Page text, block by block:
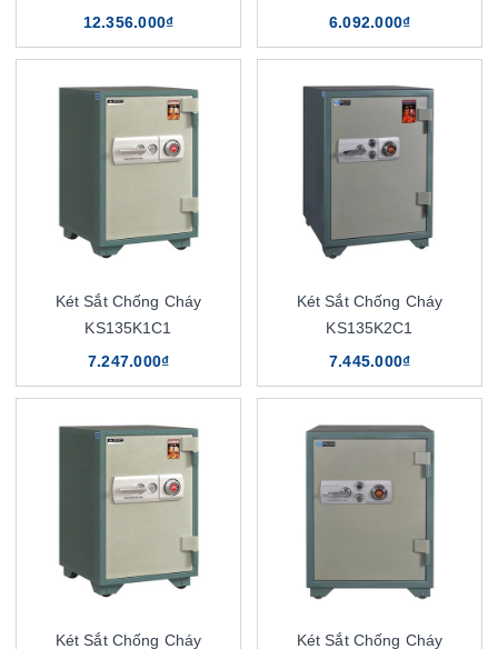
12.356.000₫
6.092.000₫
Két Sắt Chống Cháy
KS135K1C1
7.247.000₫
Két Sắt Chống Cháy
KS135K2C1
7.445.000₫
Két Sắt Chống Cháy
Két Sắt Chống Cháy